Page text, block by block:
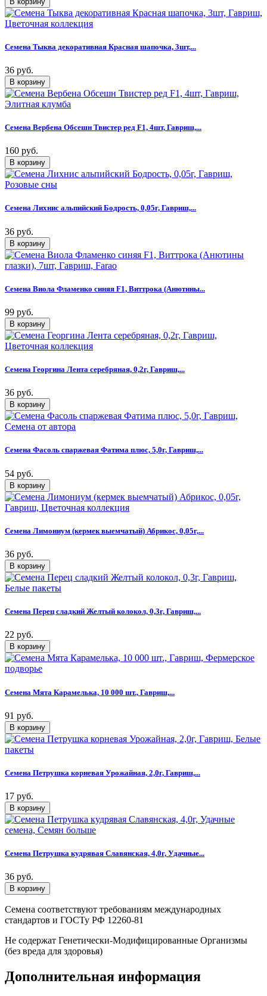
Семена Тыква декоративная Красная шапочка, 3шт,...
36 руб.
Семена Вербена Обсешн Твистер ред F1, 4шт, Гавриш,...
160 руб.
Семена Лихнис альпийский Бодрость, 0,05г, Гавриш,...
36 руб.
Семена Виола Фламенко синяя F1, Виттрока (Анютины...
99 руб.
Семена Георгина Лента серебряная, 0,2г, Гавриш,...
36 руб.
Семена Фасоль спаржевая Фатима плюс, 5,0г, Гавриш,...
54 руб.
Семена Лимониум (кермек выемчатый) Абрикос, 0,05г,...
36 руб.
Семена Перец сладкий Желтый колокол, 0,3г, Гавриш,...
22 руб.
Семена Мята Карамелька, 10 000 шт., Гавриш,...
91 руб.
Семена Петрушка корневая Урожайная, 2,0г, Гавриш,...
17 руб.
Семена Петрушка кудрявая Славянская, 4,0г, Удачные...
36 руб.
Семена соответствуют требованиям международных
стандартов и ГОСТу РФ 12260-81
Не содержат Генетически-Модифицированные Организмы
(без вреда для здоровья)
Дополнительная информация